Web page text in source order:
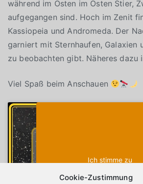
Cookie-Zustimmung
während im Osten im Osten Stier,
aufgegangen sind. Hoch im Zenit
Kassiopeia und Andromeda. Der
garniert mit Sternhaufen, Galaxien
zu beobachten gibt. Näheres dazu
Viel Spaß beim Anschauen
Ich stimme zu